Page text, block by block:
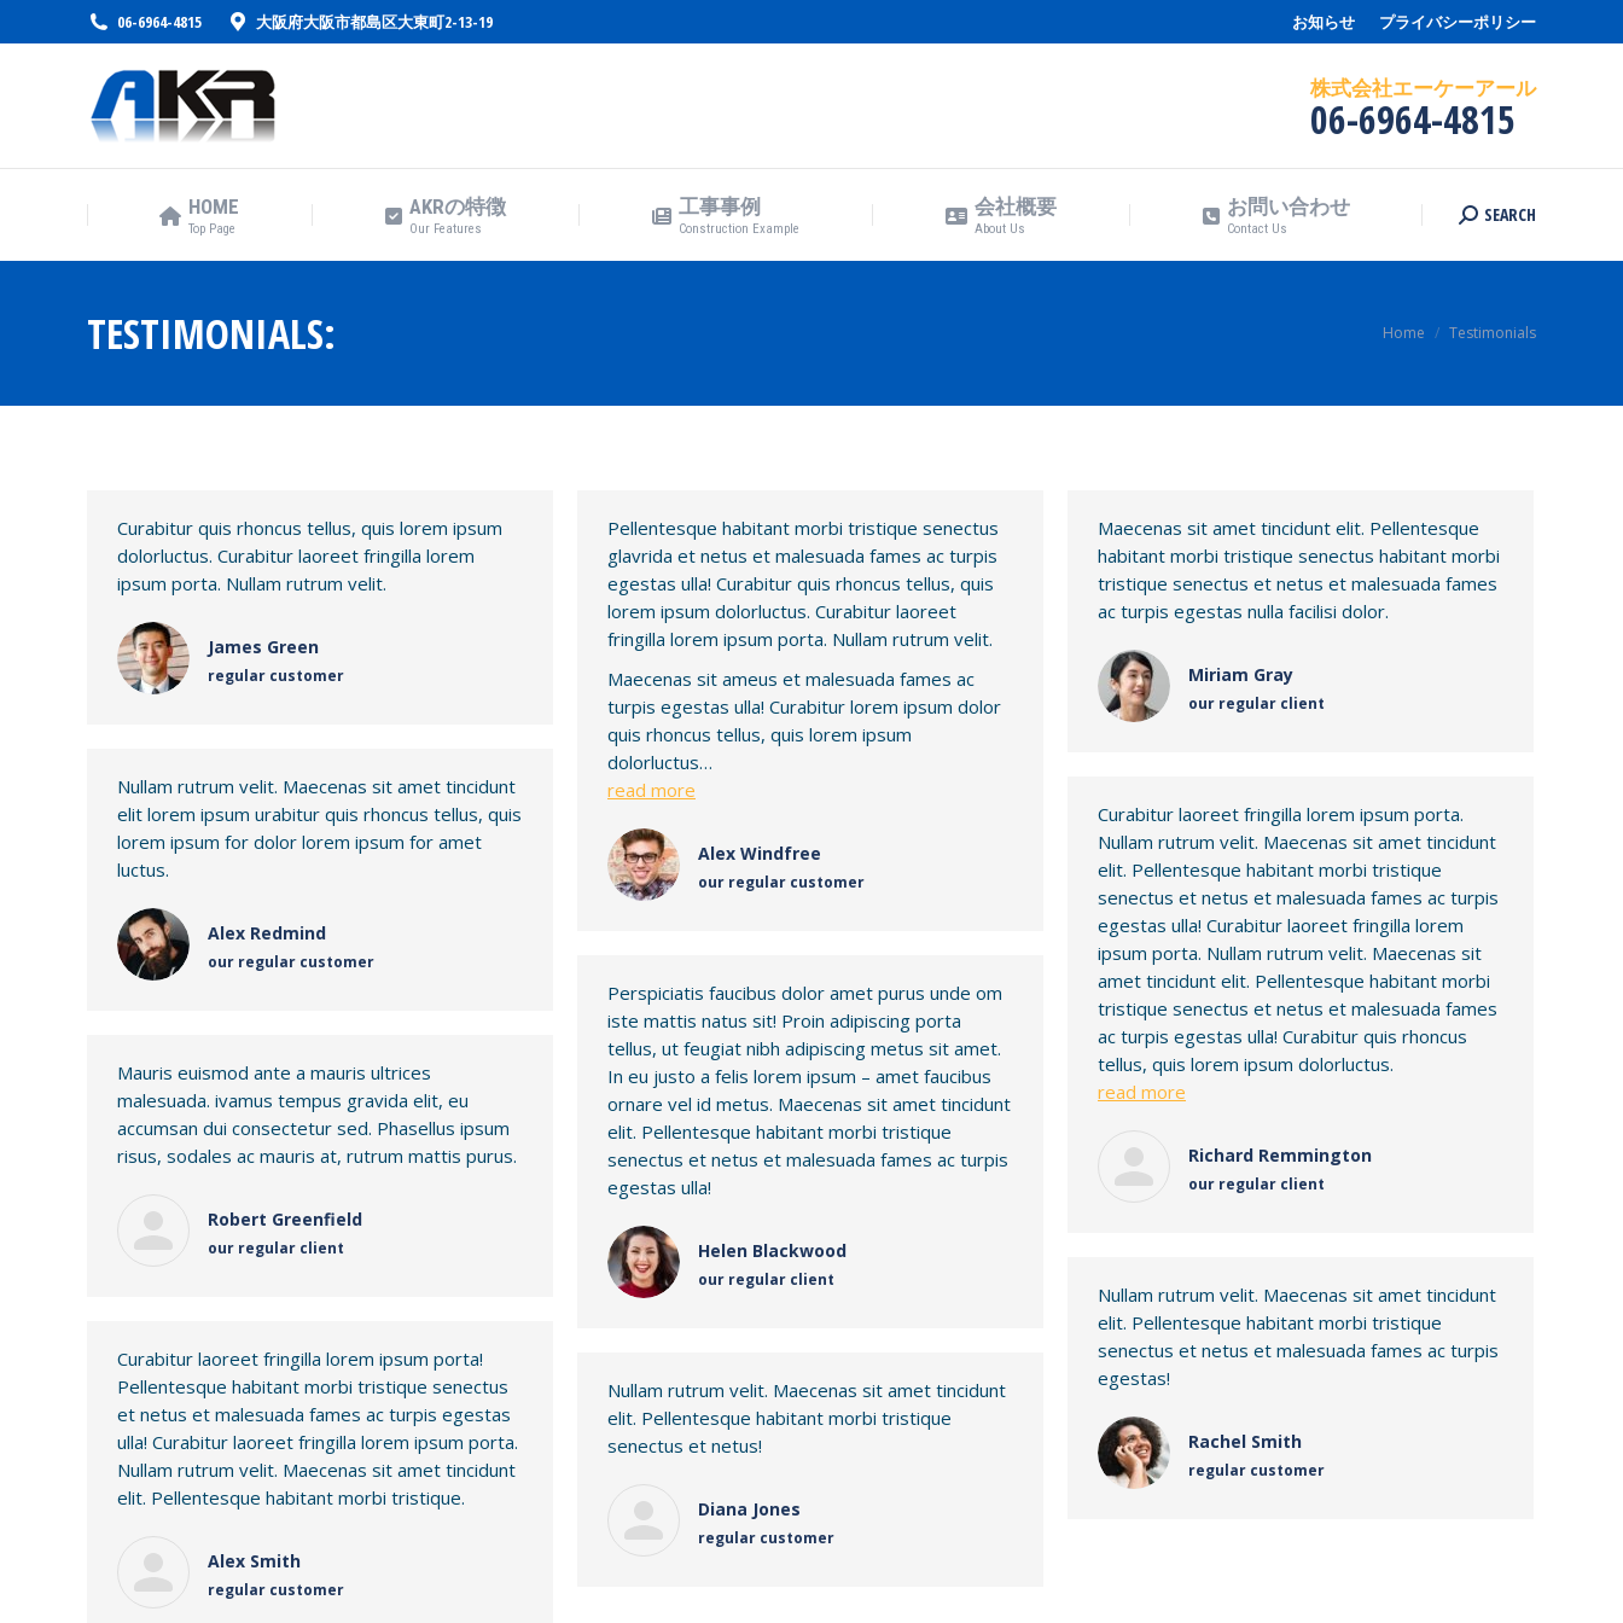
06-6964-4815 大阪府大阪市都島区大東町2-13-19 お知らせ プライバシーポリシー
株式会社エーケーアール
06-6964-4815
HOME
Top Page
AKRの特徴
Our Features
工事事例
Construction Example
会社概要
About Us
お問い合わせ
Contact Us
Search:
SEARCH
TESTIMONIALS: You are here:
Home Testimonials
Curabitur quis rhoncus tellus, quis lorem ipsum
dolorluctus. Curabitur laoreet fringilla lorem
ipsum porta. Nullam rutrum velit.
James Green
regular customer
Pellentesque habitant morbi tristique senectus
glavrida et netus et malesuada fames ac turpis
egestas ulla! Curabitur quis rhoncus tellus, quis
lorem ipsum dolorluctus. Curabitur laoreet
fringilla lorem ipsum porta. Nullam rutrum velit.
Maecenas sit ameus et malesuada fames ac
turpis egestas ulla! Curabitur lorem ipsum dolor
quis rhoncus tellus, quis lorem ipsum
dolorluctus…
read more
Alex Windfree
our regular customer
Maecenas sit amet tincidunt elit. Pellentesque
habitant morbi tristique senectus habitant morbi
tristique senectus et netus et malesuada fames
ac turpis egestas nulla facilisi dolor.
Miriam Gray
our regular client
Nullam rutrum velit. Maecenas sit amet tincidunt
elit lorem ipsum urabitur quis rhoncus tellus, quis
lorem ipsum for dolor lorem ipsum for amet
luctus.
Alex Redmind
our regular customer
Curabitur laoreet fringilla lorem ipsum porta.
Nullam rutrum velit. Maecenas sit amet tincidunt
elit. Pellentesque habitant morbi tristique
senectus et netus et malesuada fames ac turpis
egestas ulla! Curabitur laoreet fringilla lorem
ipsum porta. Nullam rutrum velit. Maecenas sit
amet tincidunt elit. Pellentesque habitant morbi
tristique senectus et netus et malesuada fames
ac turpis egestas ulla! Curabitur quis rhoncus
tellus, quis lorem ipsum dolorluctus.
read more
Richard Remmington
our regular client
Perspiciatis faucibus dolor amet purus unde om
iste mattis natus sit! Proin adipiscing porta
tellus, ut feugiat nibh adipiscing metus sit amet.
In eu justo a felis lorem ipsum – amet faucibus
ornare vel id metus. Maecenas sit amet tincidunt
elit. Pellentesque habitant morbi tristique
senectus et netus et malesuada fames ac turpis
egestas ulla!
Helen Blackwood
our regular client
Mauris euismod ante a mauris ultrices
malesuada. ivamus tempus gravida elit, eu
accumsan dui consectetur sed. Phasellus ipsum
risus, sodales ac mauris at, rutrum mattis purus.
Robert Greenfield
our regular client
Nullam rutrum velit. Maecenas sit amet tincidunt
elit. Pellentesque habitant morbi tristique
senectus et netus et malesuada fames ac turpis
egestas!
Rachel Smith
regular customer
Curabitur laoreet fringilla lorem ipsum porta!
Pellentesque habitant morbi tristique senectus
et netus et malesuada fames ac turpis egestas
ulla! Curabitur laoreet fringilla lorem ipsum porta.
Nullam rutrum velit. Maecenas sit amet tincidunt
elit. Pellentesque habitant morbi tristique.
Alex Smith
regular customer
Nullam rutrum velit. Maecenas sit amet tincidunt
elit. Pellentesque habitant morbi tristique
senectus et netus!
Diana Jones
regular customer
HOME AKRの特徴 工事事例 会社概要 お問い合わせ Search:
SEARCH